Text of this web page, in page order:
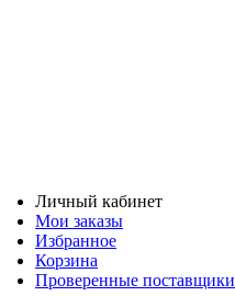
Личный кабинет
Мои заказы
Избранное
Корзина
Проверенные поставщики